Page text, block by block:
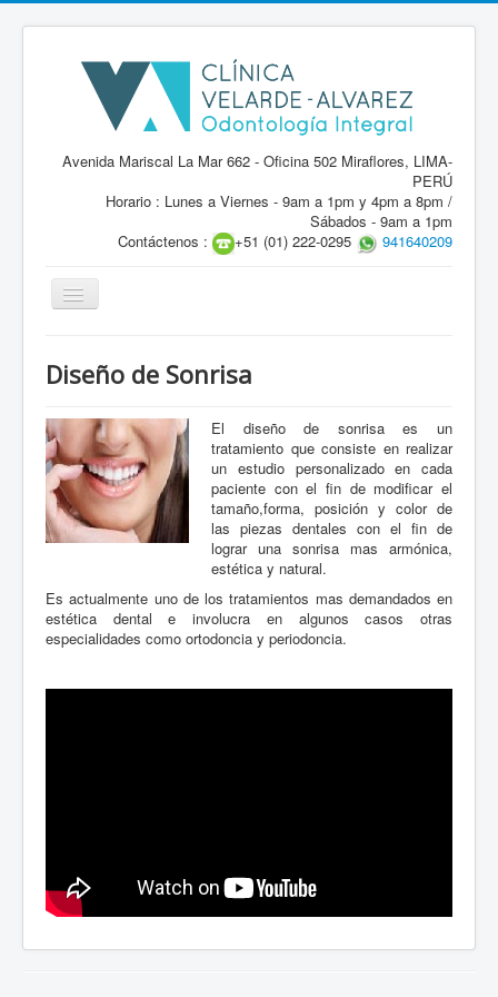
Avenida Mariscal La Mar 662 - Oficina 502 Miraflores, LIMA-
PERÚ
Horario : Lunes a Viernes - 9am a 1pm y 4pm a 8pm /
Sábados - 9am a 1pm
Contáctenos :
+51 (01) 222-0295 941640209
Diseño de Sonrisa
El diseño de sonrisa es un
tratamiento que consiste en realizar
un estudio personalizado en cada
paciente con el fin de modificar el
tamaño,forma, posición y color de
las piezas dentales con el fin de
lograr una sonrisa mas armónica,
estética y natural.
Es actualmente uno de los tratamientos mas demandados en
estética dental e involucra en algunos casos otras
especialidades como ortodoncia y periodoncia.